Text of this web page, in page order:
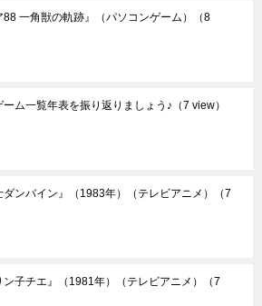
88 一角獣の軌跡』（パソコンゲーム）
（8
ーム一覧年表を振り返りましょう♪ （7 view）
ダンバイン』（1983年）（テレビアニメ）
（7
ン子チエ』（1981年）（テレビアニメ）
（7